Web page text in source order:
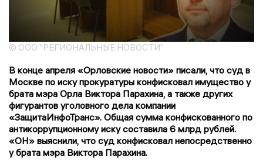
© ООО "РЕГИОНАЛЬНЫЕ НОВОСТИ"
В конце апреля «Орловские новости» писали, что суд в
Москве по иску прокуратуры конфисковал имущество у
брата мэра Орла Виктора Парахина, а также других
фигурантов уголовного дела компании
«ЗащитаИнфоТранс». Общая сумма конфискованного по
антикоррупционному иску составила 6 млрд рублей.
«ОН» выяснили, что суд конфисковал непосредственно
у брата мэра Виктора Парахина.